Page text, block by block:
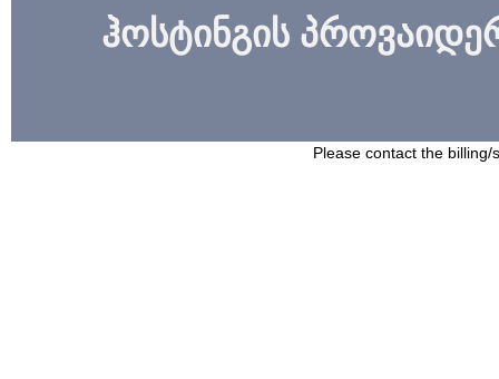
ჰოსტინგის
Please contact the